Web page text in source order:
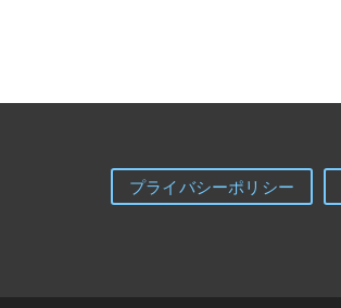
プライバシーポリシー